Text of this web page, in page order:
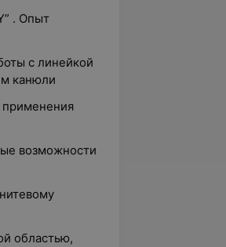
. Опыт
с линейкой
канюли
возможности
областью,